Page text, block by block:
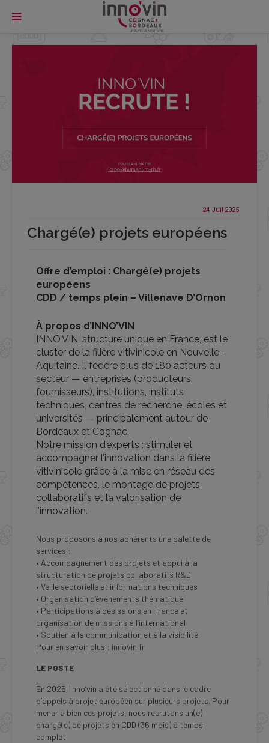
24 Juil 2025
Chargé(e) projets européens
Offre d’emploi : Chargé(e) projets
européens
CDD / temps plein – Villenave D’Ornon
À propos d’INNO’VIN
INNO’VIN, structure unique en France, est le
cluster de la filière vitivinicole en Nouvelle-
Aquitaine. Il fédère plus de 180 acteurs du
secteur — entreprises (producteurs,
fournisseurs), institutions, instituts
techniques, centres de recherche, écoles et
universités — principalement autour de
Bordeaux et Cognac.
Notre mission d’experts : stimuler et
accompagner l’innovation dans la filière
vitivinicole grâce à la mise en réseau des
compétences, le montage de projets
collaboratifs et la valorisation de
l’innovation.
Nous proposons à nos adhérents une palette de
services :
• Accompagnement des projets et appui à la
structuration de projets collaboratifs R&D
• Veille sectorielle et informations techniques
• Organisation d’événements thématique
• Participations à des salons en France et
organisation de missions à l’international
• Soutien à la communication et à la visibilité
Pour en savoir plus : innovin.fr
LE POSTE
En 2025, Inno’vin a été sélectionné dans le cadre
d’appels à projet européen sur plusieurs projets. Pour
mener à bien ces projets, nous recrutons un(e)
chargé(e) de projets en CDD (36 mois) à temps
complet.